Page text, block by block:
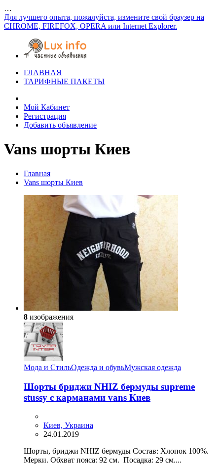
…
Для лучшего опыта, пожалуйста, измените свой браузер на
CHROME, FIREFOX, OPERA или Internet Explorer.
ГЛАВНАЯ
ТАРИФНЫЕ ПАКЕТЫ
Мой Кабинет
Регистрация
Добавить объявление
Vans шорты Киев
Главная
Vans шорты Киев
8 изображения
Мода и СтильОдежда и обувьМужская одежда
Шорты бриджи NHIZ бермуды supreme
stussy с карманами vans Киев
Киев, Украина
24.01.2019
Шорты, бриджи NHIZ бермуды Состав: Хлопок 100%.
Мерки. Обхват пояса: 92 см. Посадка: 29 см....